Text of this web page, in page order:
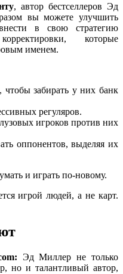
, автор бестселлеров Эд
вы можете улучшить
в свою стратегию
которые
именем.
чтобы забирать у них банк
регуляров.
игроков против них
оппонентов, выделяя их
и играть по-новому.
игрой людей, а не карт.
Эд Миллер не только
но и талантливый автор,